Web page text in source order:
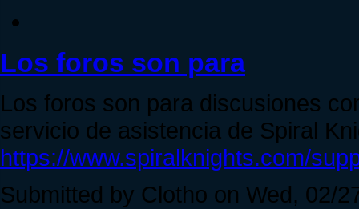
Los foros son para
Los foros son para discusiones
servicio de asistencia de Spiral
https://www.spiralknights.com/
Submitted by Clotho on Wed, 02/